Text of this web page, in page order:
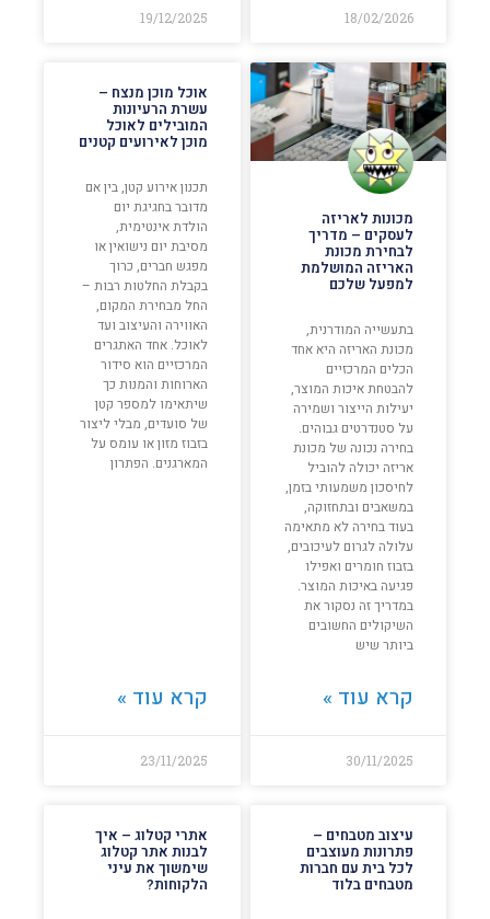
18/02/2026
19/12/2025
מכונות לאריזה
לעסקים – מדריך
לבחירת מכונת
האריזה המושלמת
למפעל שלכם
בתעשייה המודרנית,
מכונת האריזה היא אחד
הכלים המרכזיים
להבטחת איכות המוצר,
יעילות הייצור ושמירה
על סטנדרטים גבוהים.
בחירה נכונה של מכונת
אריזה יכולה להוביל
לחיסכון משמעותי בזמן,
במשאבים ובתחזוקה,
בעוד בחירה לא מתאימה
עלולה לגרום לעיכובים,
בזבוז חומרים ואפילו
פגיעה באיכות המוצר.
במדריך זה נסקור את
השיקולים החשובים
ביותר שיש
קרא עוד »
30/11/2025
אוכל מוכן מנצח –
עשרת הרעיונות
המובילים לאוכל
מוכן לאירועים קטנים
תכנון אירוע קטן, בין אם
מדובר בחגיגת יום
הולדת אינטימית,
מסיבת יום נישואין או
מפגש חברים, כרוך
בקבלת החלטות רבות –
החל מבחירת המקום,
האווירה והעיצוב ועד
לאוכל. אחד האתגרים
המרכזיים הוא סידור
הארוחות והמנות כך
שיתאימו למספר קטן
של סועדים, מבלי ליצור
בזבוז מזון או עומס על
המארגנים. הפתרון
קרא עוד »
23/11/2025
עיצוב מטבחים –
פתרונות מעוצבים
לכל בית עם חברות
מטבחים בלוד
אתרי קטלוג – איך
לבנות אתר קטלוג
שימשוך את עיני
הלקוחות?